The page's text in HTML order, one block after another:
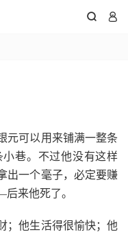
 
元可以用来铺满一整条
巷。不过他没有这样
出一个毫子，必定要赚
来他死了。
他生活得很愉快；他